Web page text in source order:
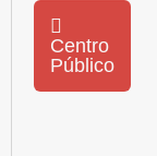
Centro
Público